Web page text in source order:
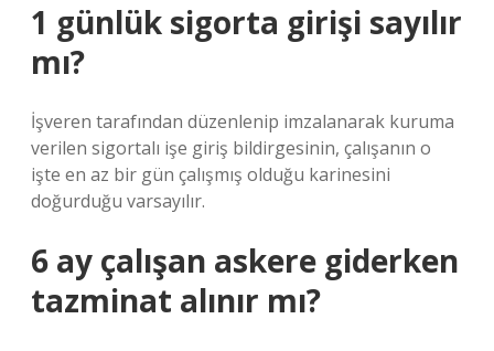
1 günlük sigorta girişi sayılır
mı?
İşveren tarafından düzenlenip imzalanarak kuruma
verilen sigortalı işe giriş bildirgesinin, çalışanın o
işte en az bir gün çalışmış olduğu karinesini
doğurduğu varsayılır.
6 ay çalışan askere giderken
tazminat alınır mı?